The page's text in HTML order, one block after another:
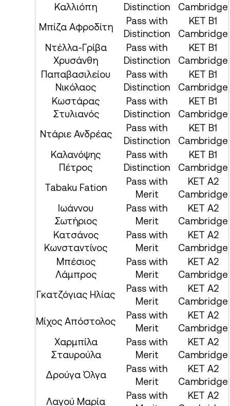
Καλλιόπη
Distinction
Cambridge
Μπίζα Αφροδίτη
Pass with
Distinction
KET B1
Cambridge
Ντέλλα-Γρίβα
Χρυσάνθη
Pass with
Distinction
KET B1
Cambridge
Παπαβασιλείου
Νικόλαος
Pass with
Distinction
KET B1
Cambridge
Κωστάρας
Στυλιανός
Pass with
Distinction
KET B1
Cambridge
Ντάριε Ανδρέας
Pass with
Distinction
KET B1
Cambridge
Καλανόψης
Πέτρος
Pass with
Distinction
KET B1
Cambridge
Tabaku Fation
Pass with
Merit
KET A2
Cambridge
Ιωάννου
Σωτήριος
Pass with
Merit
KET A2
Cambridge
Κατσάνος
Κωνσταντίνος
Pass with
Merit
KET A2
Cambridge
Μπέσιος
Λάμπρος
Pass with
Merit
KET A2
Cambridge
Γκατζόγιας Ηλίας
Pass with
Merit
KET A2
Cambridge
Μίχος Απόστολος
Pass with
Merit
KET A2
Cambridge
Χαρμπίλα
Σταυρούλα
Pass with
Merit
KET A2
Cambridge
Δρούγα Όλγα
Pass with
Merit
KET A2
Cambridge
Λαγού Μαρία
Pass with
KET A2